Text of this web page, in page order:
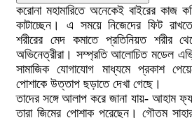
করোনা মহামারিতে অনেকেই বাইরের কাজ
কাটাচ্ছেন। এ সময়ে নিজেদের ফিট
শরীরের মেদ কমাতে প্রতিনিয়ত শরীর
অভিনেত্রীরা। সম্প্রতি আলোচিত মডেল
সামাজিক যোগাযোগ মাধ্যমে প্রকাশ
পোশাকে উত্তাপ ছড়াতে দেখা গেছে।
তাদের সঙ্গে আলাপ করে জানা যায়- আহাম
তারা জিমের পোশাক পরেছেন। গৌতম